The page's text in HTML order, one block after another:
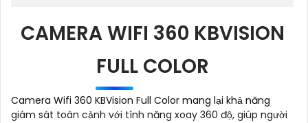
CAMERA WIFI 360 KBVISION
FULL COLOR
Camera Wifi 360 KBVision Full Color mang lại khả năng
giám sát toàn cảnh với tính năng xoay 360 độ, giúp người